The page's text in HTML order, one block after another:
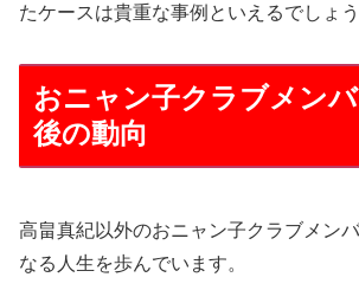
たケースは貴重な事例といえるでしょう
おニャン子クラブメン
後の動向
高畠真紀以外のおニャン子クラブメン
なる人生を歩んでいます。